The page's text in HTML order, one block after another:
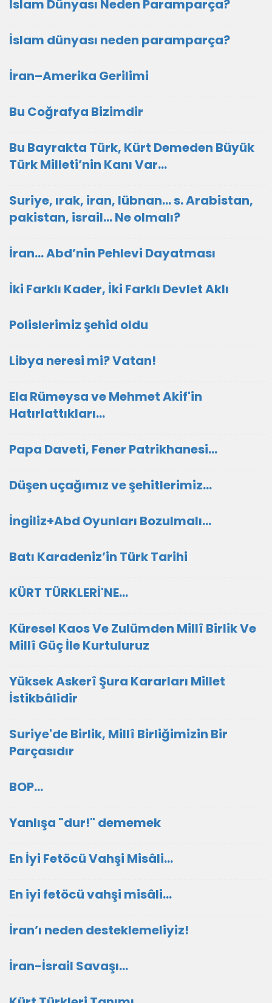
İslam Dünyası Neden Paramparça?
İslam dünyası neden paramparça?
İran–Amerika Gerilimi
Bu Coğrafya Bizimdir
Bu Bayrakta Türk, Kürt Demeden Büyük
Türk Milleti’nin Kanı Var…
Suriye, ırak, iran, lübnan… s. Arabistan,
pakistan, israil… Ne olmalı?
İran… Abd’nin Pehlevi Dayatması
İki Farklı Kader, İki Farklı Devlet Aklı
Polislerimiz şehid oldu
Libya neresi mi? Vatan!
Ela Rümeysa ve Mehmet Akif'in
Hatırlattıkları...
Papa Daveti, Fener Patrikhanesi…
Düşen uçağımız ve şehitlerimiz...
İngiliz+Abd Oyunları Bozulmalı…
Batı Karadeniz’in Türk Tarihi
KÜRT TÜRKLERİ'NE...
Küresel Kaos Ve Zulümden Millî Birlik Ve
Millî Güç İle Kurtuluruz
Yüksek Askerî Şura Kararları Millet
İstikbâlidir
Suriye'de Birlik, Millî Birliğimizin Bir
Parçasıdır
BOP...
Yanlışa "dur!" dememek
En İyi Fetöcü Vahşi Misâli...
En iyi fetöcü vahşi misâli...
İran’ı neden desteklemeliyiz!
İran-İsrail Savaşı…